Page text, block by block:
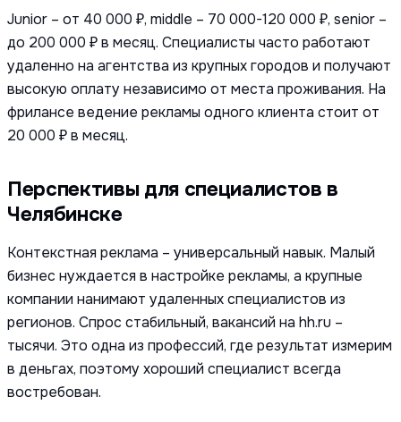
Junior – от 40 000 ₽, middle – 70 000-120 000 ₽, senior –
до 200 000 ₽ в месяц. Специалисты часто работают
удаленно на агентства из крупных городов и получают
высокую оплату независимо от места проживания. На
фрилансе ведение рекламы одного клиента стоит от
20 000 ₽ в месяц.
Перспективы для специалистов в
Челябинске
Контекстная реклама – универсальный навык. Малый
бизнес нуждается в настройке рекламы, а крупные
компании нанимают удаленных специалистов из
регионов. Спрос стабильный, вакансий на hh.ru –
тысячи. Это одна из профессий, где результат измерим
в деньгах, поэтому хороший специалист всегда
востребован.